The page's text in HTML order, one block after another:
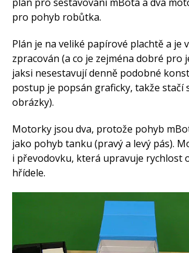
pro pohyb robůtka.
Plán je na veliké papírové plachtě a je
zpracován (a co je zejména dobré pro
jaksi nesestavují denně podobné
postup je popsán graficky, takže stačí
obrázky).
Motorky jsou dva, protože pohyb
jako pohyb tanku (pravý a levý pás).
i převodovku, která upravuje rychlost
hřídele.